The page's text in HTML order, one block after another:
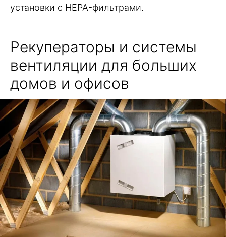
установки с HEPA-фильтрами.
Рекуператоры и системы
вентиляции для больших
домов и офисов